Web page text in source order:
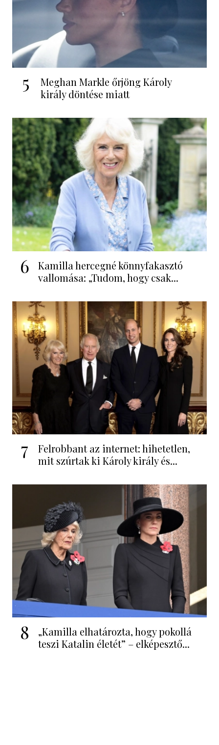
5
Meghan Markle őrjöng Károly
király döntése miatt
6
Kamilla hercegné könnyfakasztó
vallomása: „Tudom, hogy csak...
7
Felrobbant az internet: hihetetlen,
mit szúrtak ki Károly király és...
8
„Kamilla elhatározta, hogy pokollá
teszi Katalin életét” – elképesztő...